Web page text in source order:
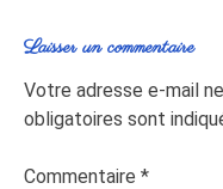
Laisser un commentaire
Votre adresse e-mail
obligatoires sont
Commentaire *